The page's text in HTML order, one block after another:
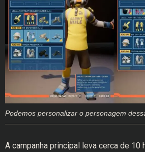
Podemos personalizar o personagem
A campanha principal leva cerca de 10